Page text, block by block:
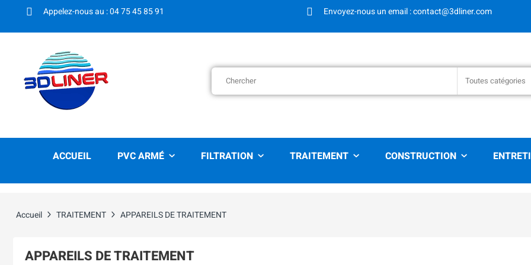
Appelez-nous au : 04 75 45 85 91 Envoyez-nous un email : contact@3dliner.com
Toutes catégories
ACCUEIL PVC ARMÉ FILTRATION TRAITEMENT CONSTRUCTION
Accueil TRAITEMENT APPAREILS DE TRAITEMENT
APPAREILS DE TRAITEMENT